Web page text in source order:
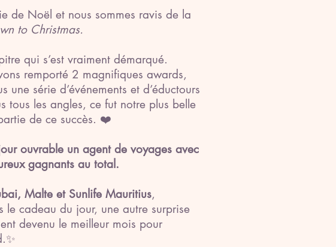
de Noël et nous sommes ravis de la
to Christmas.
qui s’est vraiment démarqué.
remporté 2 magnifiques awards,
série d’événements et d’éductours
tous les angles, ce fut notre plus belle
de ce succès. ❤️
ouvrable un agent de voyages avec
gagnants au total.
Malte et Sunlife Mauritius,
cadeau du jour, une autre surprise
devenu le meilleur mois pour